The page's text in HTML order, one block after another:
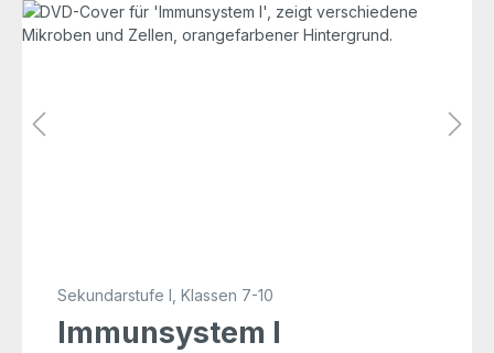
Bildergalerie überspringen
Sekundarstufe I, Klassen 7-10
Immunsystem I